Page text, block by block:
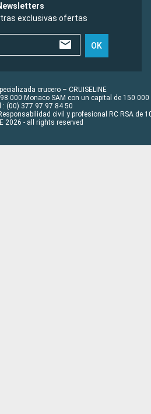
exclusivas ofertas
OK
crucero – CRUISELINE
000 Monaco SAM con un capital de 150 000
: (00) 377 97 97 84 50
civil y profesional RC RSA de
2026 - all rights reserved